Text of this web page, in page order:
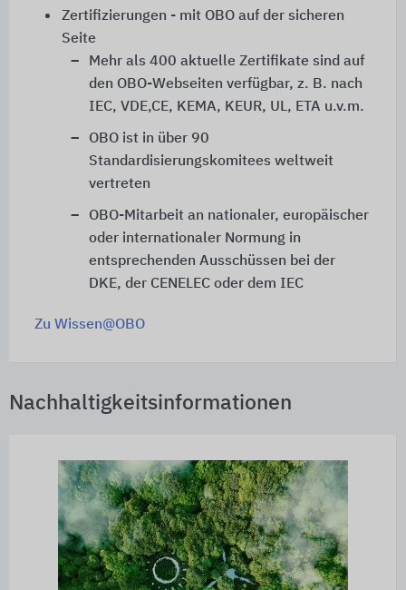
Zertifizierungen - mit OBO auf der sicheren
Seite
Mehr als 400 aktuelle Zertifikate sind auf
den OBO-Webseiten verfügbar, z. B. nach
IEC, VDE,CE, KEMA, KEUR, UL, ETA u.v.m.
OBO ist in über 90
Standardisierungskomitees weltweit
vertreten
OBO-Mitarbeit an nationaler, europäischer
oder internationaler Normung in
entsprechenden Ausschüssen bei der
DKE, der CENELEC oder dem IEC
Zu Wissen@OBO
Nachhaltigkeitsinformationen